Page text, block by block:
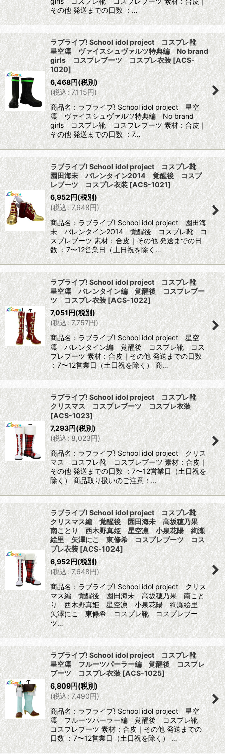
その他 発送までの日数 ：…
ラブライブ! School idol project コスプレ靴
星空凛 ヴァイスシュヴァルツ特典編 No brand
girls コスプレブーツ コスプレ衣装[ACS-
1020]
6,468円(税別)
(税込: 7,115円)
商品名：ラブライブ! School idol project 星空
凛 ヴァイスシュヴァルツ特典編 No brand
girls コスプレ靴 コスプレブーツ 素材：合皮｜
その他 発送までの日数 ：7…
ラブライブ! School idol project コスプレ靴
園田海未 バレンタイン2014 覚醒後 コスプ
レブーツ コスプレ衣装[ACS-1021]
6,952円(税別)
(税込: 7,648円)
商品名：ラブライブ! School idol project 園田海
未 バレンタイン2014 覚醒後 コスプレ靴 コ
スプレブーツ 素材：合皮｜その他 発送までの日
数 ：7〜12営業日（土日祝を除く…
ラブライブ! School idol project コスプレ靴
星空凛 バレンタイン編 覚醒後 コスプレブー
ツ コスプレ衣装[ACS-1022]
7,051円(税別)
(税込: 7,757円)
商品名：ラブライブ! School idol project 星空
凛 バレンタイン編 覚醒後 コスプレ靴 コス
プレブーツ 素材：合皮｜その他 発送までの日数
：7〜12営業日（土日祝を除く） 商…
ラブライブ! School idol project コスプレ靴
クリスマス コスプレブーツ コスプレ衣装
[ACS-1023]
7,293円(税別)
(税込: 8,023円)
商品名：ラブライブ! School idol project クリス
マス コスプレ靴 コスプレブーツ 素材：合皮｜
その他 発送までの日数 ：7〜12営業日（土日祝を
除く） 商品取り扱いのご注意：…
ラブライブ! School idol project コスプレ靴
クリスマス編 覚醒後 園田海未 高坂穂乃果
南ことり 西木野真姫 星空凛 小泉花陽 絢瀬
絵里 矢澤にこ 東條希 コスプレブーツ コス
プレ衣装[ACS-1024]
6,952円(税別)
(税込: 7,648円)
商品名：ラブライブ! School idol project クリス
マス編 覚醒後 園田海未 高坂穂乃果 南こと
り 西木野真姫 星空凛 小泉花陽 絢瀬絵里
矢澤にこ 東條希 コスプレ靴 コスプレブー
ツ…
ラブライブ! School idol project コスプレ靴
星空凛 フルーツパーラー編 覚醒後 コスプレ
ブーツ コスプレ衣装[ACS-1025]
6,809円(税別)
(税込: 7,490円)
商品名：ラブライブ! School idol project 星空
凛 フルーツパーラー編 覚醒後 コスプレ靴
コスプレブーツ 素材：合皮｜その他 発送までの
日数 ：7〜12営業日（土日祝を除く） …